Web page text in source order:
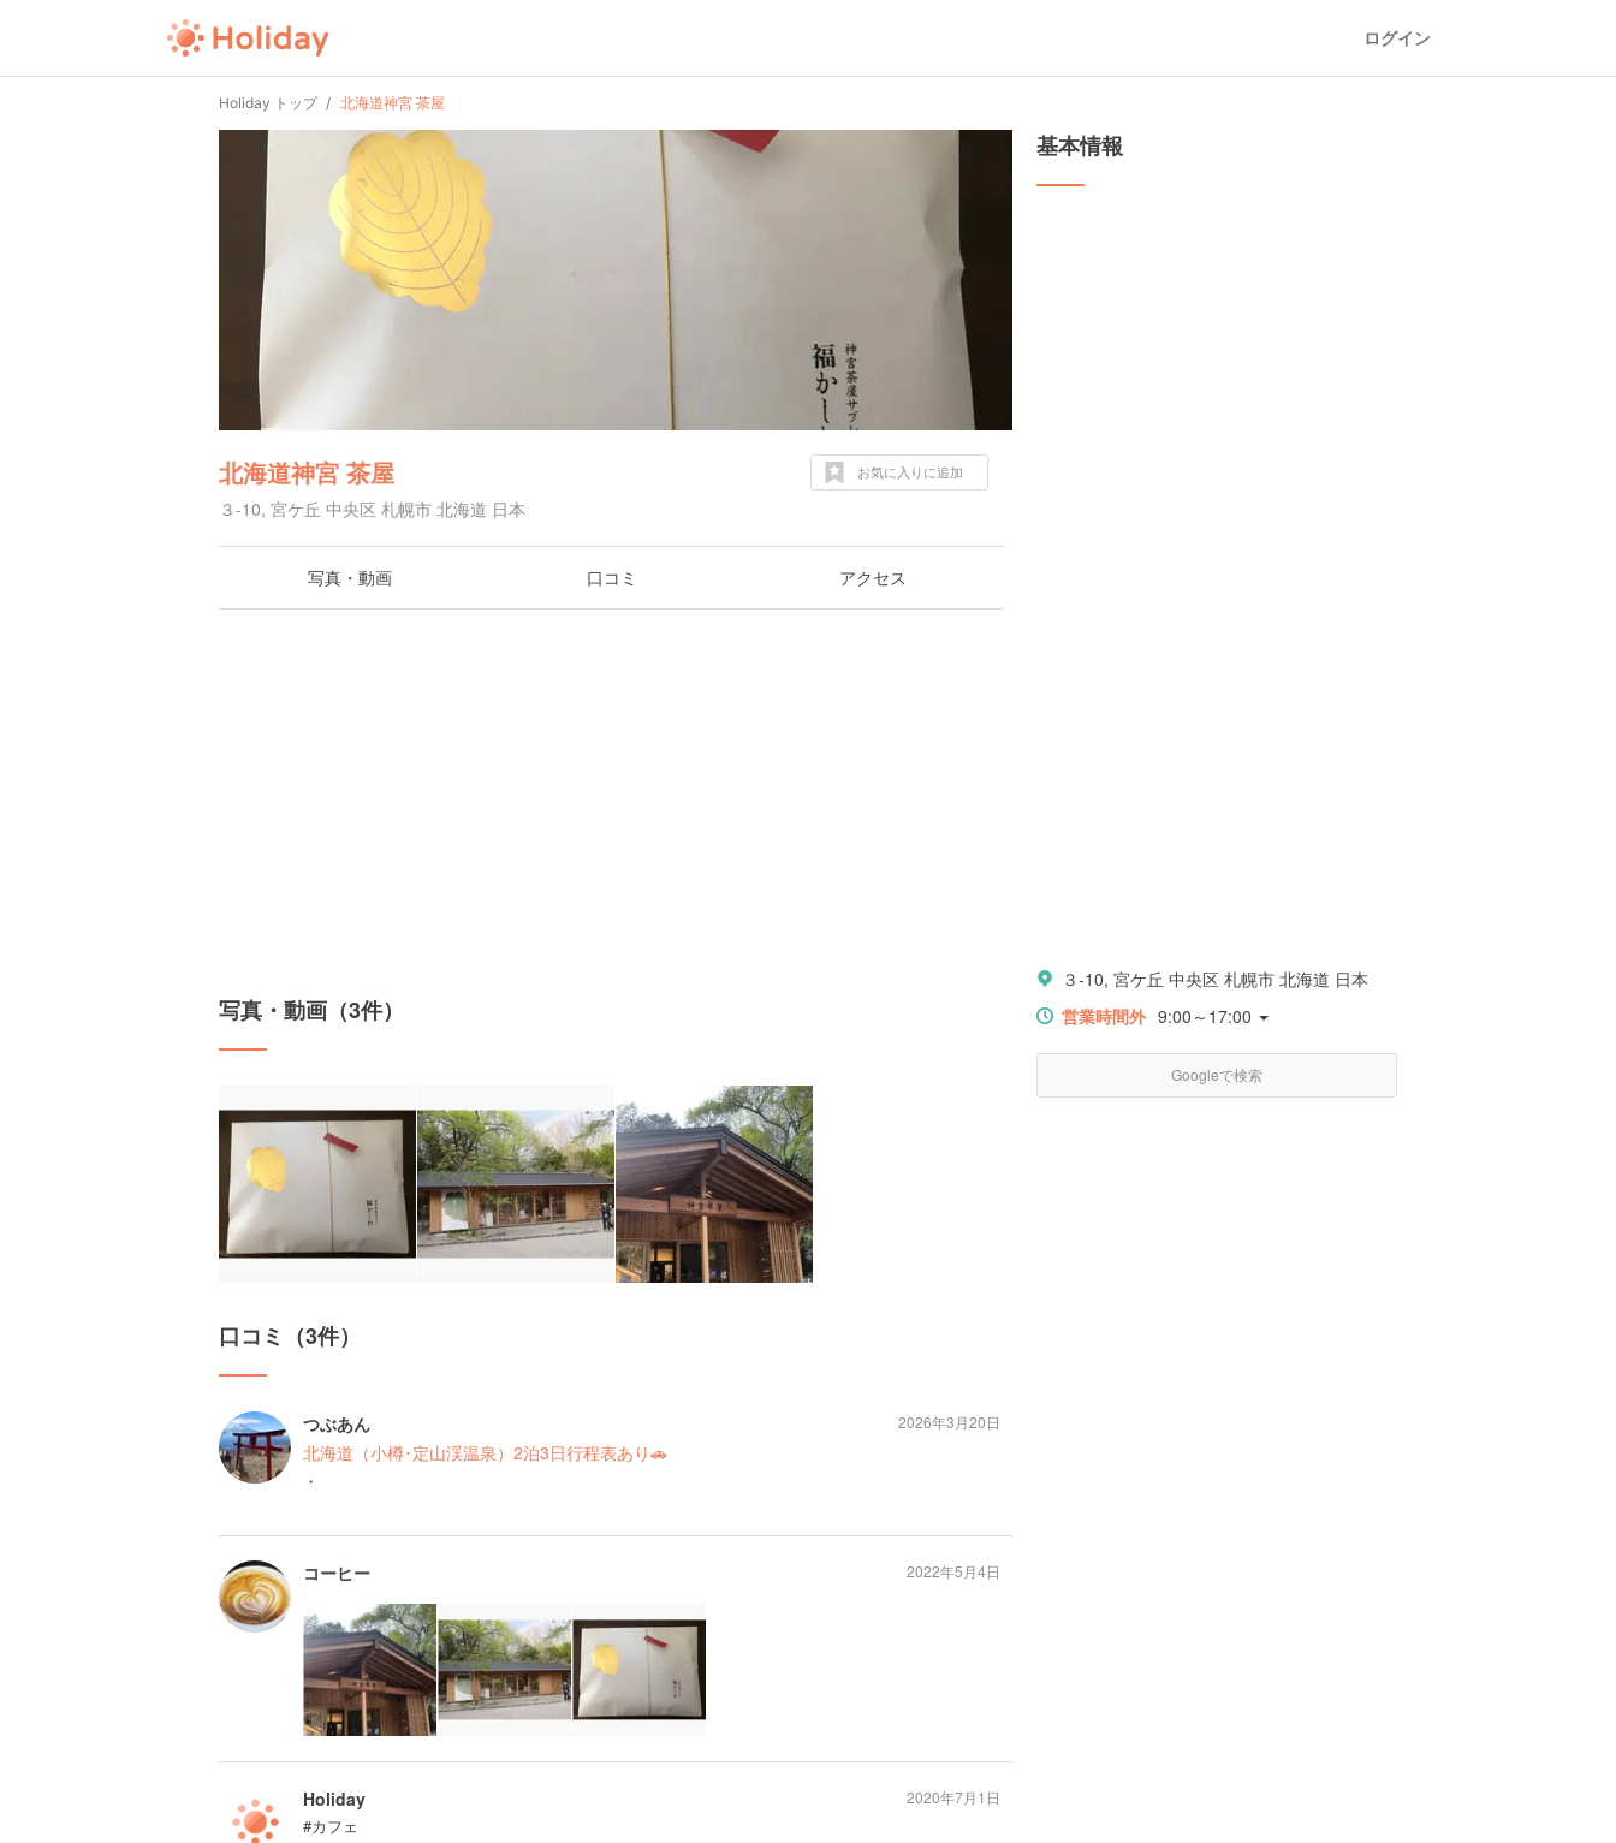
ログイン
Holiday トップ 北海道神宮 茶屋
北海道神宮 茶屋
３-10, 宮ケ丘 中央区 札幌市 北海道 日本
お気に入りに追加
写真・動画 口コミ アクセス
写真・動画（3件）
口コミ（3件）
つぶあん
北海道（小樽･定山渓温泉）2泊3日行程表あり🚗
・
2026年3月20日
コーヒー 2022年5月4日
Holiday
#カフェ
2020年7月1日
基本情報
３-10, 宮ケ丘 中央区 札幌市 北海道 日本
営業時間外 9:00～17:00
Googleで検索